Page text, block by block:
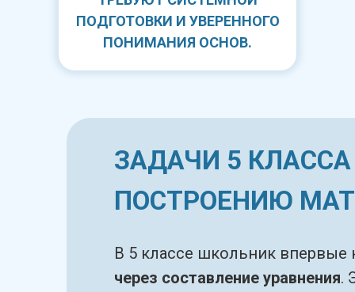
ПОДГОТОВКИ И УВЕРЕННОГО
ПОНИМАНИЯ ОСНОВ.
ЗАДАЧИ 5
ПОСТРОЕНИЮ
В 5 классе школьник впервые
через составление уравнения.